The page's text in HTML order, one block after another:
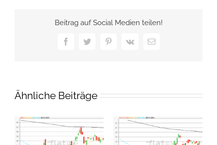
Beitrag auf Social Medien teilen!
FacebookTwitterPinterest
Vk
E-
Ähnliche Beiträge